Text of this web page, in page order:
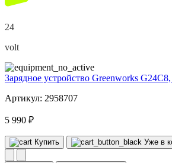
24
volt
Зарядное устройство Greenworks
Артикул: 2958707
5 990 ₽
Купить Уже в